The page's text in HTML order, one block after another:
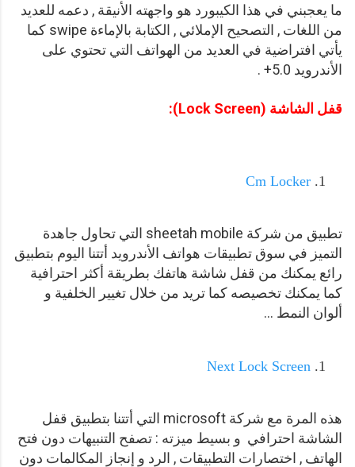
ما يعجبني في هذا الكيبورد هو واجهته الأنيقة , دعمه للعديد
من اللغات , التصحيح الإملائي , الكتابة بالإماءة swipe كما
يأتي افتراضية في العديد من الهواتف التي تحتوي على
الأندرويد 5.0+ .
قفل الشاشة (Lock Screen):
Cm Locker
تطبيق من شركة sheetah mobile التي تحاول جاهدة
التميز في سوق تطبيقات هواتف الأندرويد أتتنا اليوم بتطبيق
رائع يمكنك من قفل شاشة هاتفك بطريقة أكثر احترافية
كما يمكنك تخصيصه كما تريد من خلال تغيير الخلفية و
ألوان النمط ...
Next Lock Screen
هذه المرة مع شركة microsoft التي أتتنا بتطبيق قفل
الشاشة احترافي و بسيط ميزته : تصفح التنبيهات دون فتح
الهاتف , اختصارات التطبيقات , الرد و إنجاز المكالمات دون